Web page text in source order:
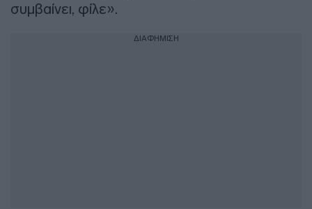
συμβαίνει, φίλε».
ΔΙΑΦΗΜΙΣΗ